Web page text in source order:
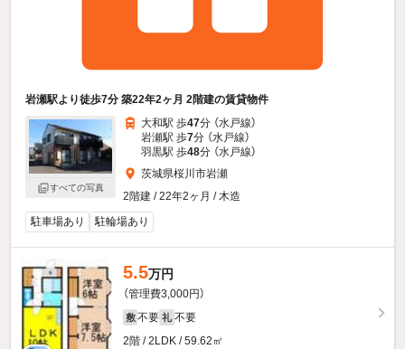
岩瀬駅より徒歩7分 築22年2ヶ月 2階建の賃貸物件
すべての写真
大和駅 歩47分 （水戸線）
岩瀬駅 歩7分 （水戸線）
羽黒駅 歩48分 （水戸線）
茨城県桜川市岩瀬
2階建 / 22年2ヶ月 / 木造
駐車場あり
駐輪場あり
5.5万円
（管理費3,000円）
敷 不要 礼 不要
2階 / 2LDK / 59.62㎡